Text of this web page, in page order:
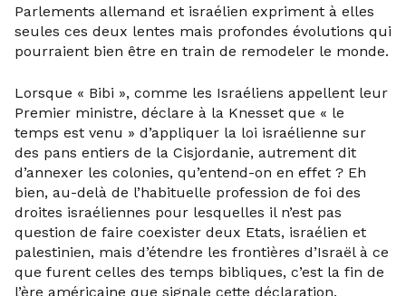
Parlements allemand et israélien expriment à elles
seules ces deux lentes mais profondes évolutions qui
pourraient bien être en train de remodeler le monde.
Lorsque « Bibi », comme les Israéliens appellent leur
Premier ministre, déclare à la Knesset que « le
temps est venu » d’appliquer la loi israélienne sur
des pans entiers de la Cisjordanie, autrement dit
d’annexer les colonies, qu’entend-on en effet ? Eh
bien, au-delà de l’habituelle profession de foi des
droites israéliennes pour lesquelles il n’est pas
question de faire coexister deux Etats, israélien et
palestinien, mais d’étendre les frontières d’Israël à ce
que furent celles des temps bibliques, c’est la fin de
l’ère américaine que signale cette déclaration.